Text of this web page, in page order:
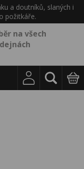
a doutníků, slaných i
požitkáře.
na všech